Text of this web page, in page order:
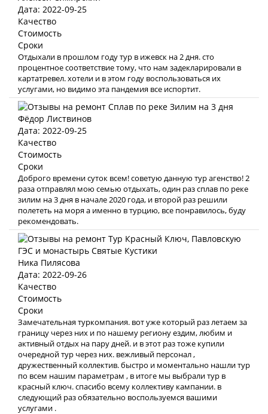
Дата: 2022-09-25
Качество
Стоимость
Сроки
Отдыхали в прошлом году тур в ижевск на 2 дня. сто
процентное соответствие тому, что нам задекларировали в
картатревел. хотели и в этом году воспользоваться их
услугами, но видимо эта пандемия все испортит.
Фёдор Листвинов
Дата: 2022-09-25
Качество
Стоимость
Сроки
Доброго времени суток всем! советую данную тур агенство! 2
раза отправлял мою семью отдыхать, один раз сплав по реке
зилим на 3 дня в начале 2020 года, и второй раз решили
полететь на моря а именно в турцию, все понравилось, буду
рекомендовать.
Ника Пилясова
Дата: 2022-09-26
Качество
Стоимость
Сроки
Замечательная туркомпания. вот уже который раз летаем за
границу через них и по нашему региону ездим, любим и
активный отдых на пару дней. и в этот раз тоже купили
очередной тур через них. вежливый персонал ,
дружественный коллектив. быстро и моментально нашли тур
по всем нашим параметрам , в итоге мы выбрали тур в
красный ключ. спасибо всему коллективу кампании. в
следующий раз обязательно воспользуемся вашими
услугами .